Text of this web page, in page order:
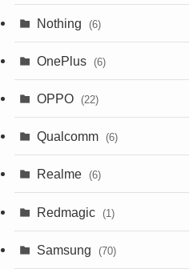
Nothing (6)
OnePlus (6)
OPPO (22)
Qualcomm (6)
Realme (6)
Redmagic (1)
Samsung (70)